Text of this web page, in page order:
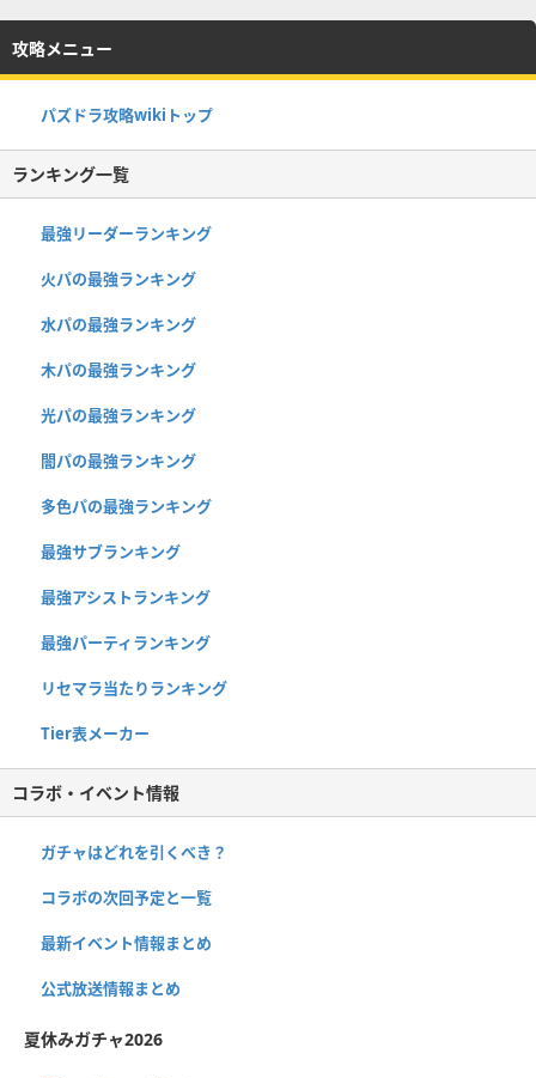
攻略メニュー
パズドラ攻略wikiトップ
ランキング一覧
最強リーダーランキング
火パの最強ランキング
水パの最強ランキング
木パの最強ランキング
光パの最強ランキング
闇パの最強ランキング
多色パの最強ランキング
最強サブランキング
最強アシストランキング
最強パーティランキング
リセマラ当たりランキング
Tier表メーカー
コラボ・イベント情報
ガチャはどれを引くべき？
コラボの次回予定と一覧
最新イベント情報まとめ
公式放送情報まとめ
夏休みガチャ2026